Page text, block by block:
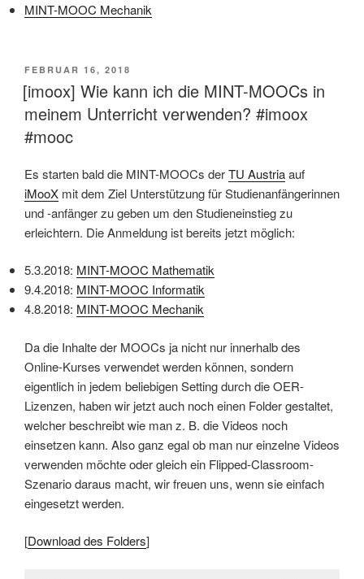
MINT-MOOC Mechanik
VERÖFFENTLICHT
AM
FEBRUAR 16, 2018
[imoox] Wie kann ich die MINT-MOOCs in
meinem Unterricht verwenden? #imoox
#mooc
Es starten bald die MINT-MOOCs derTU Austriaauf
iMooX mit dem Ziel Unterstützung für Studienanfängerinnen
und -anfänger zu geben um den Studieneinstieg zu
erleichtern. Die Anmeldung ist bereits jetzt möglich:
5.3.2018: MINT-MOOC Mathematik
9.4.2018: MINT-MOOC Informatik
4.8.2018: MINT-MOOC Mechanik
Da die Inhalte der MOOCs ja nicht nur innerhalb des
Online-Kurses verwendet werden können, sondern
eigentlich in jedem beliebigen Setting durch die OER-
Lizenzen, haben wir jetzt auch noch einen Folder gestaltet,
welcher beschreibt wie man z. B. die Videos noch
einsetzen kann. Also ganz egal ob man nur einzelne Videos
verwenden möchte oder gleich ein Flipped-Classroom-
Szenario daraus macht, wir freuen uns, wenn sie einfach
eingesetzt werden.
[Download des Folders]